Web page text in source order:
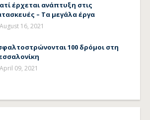
έρχεται ανάπτυξη στις
– Τα μεγάλα έργα
August 16, 2021
100 δρόμοι στη
April 09, 2021